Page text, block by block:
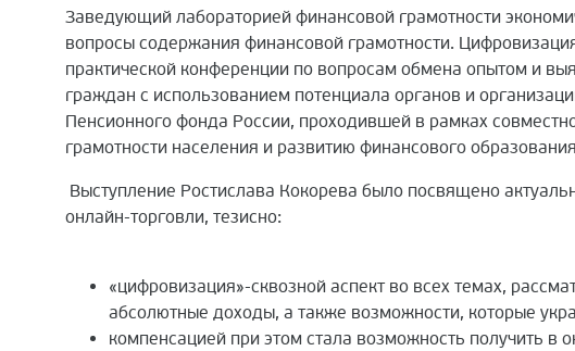
Заведующий лабораторией финансовой грамотности
вопросы содержания финансовой грамотности.
практической конференции по вопросам обмена опытом и
граждан с использованием потенциала органов и
Пенсионного фонда России, проходившей в рамках
грамотности населения и развитию финансового
Выступление Ростислава Кокорева было посвящено
онлайн-торговли, тезисно:
«цифровизация»-сквозной аспект во всех темах,
абсолютные доходы, а также возможности, которые
компенсацией при этом стала возможность получить в